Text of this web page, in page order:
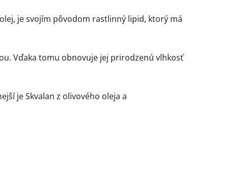
je svojím pôvodom rastlinný lipid, ktorý má
Vďaka tomu obnovuje jej prirodzenú vlhkosť
je Skvalan z olivového oleja a